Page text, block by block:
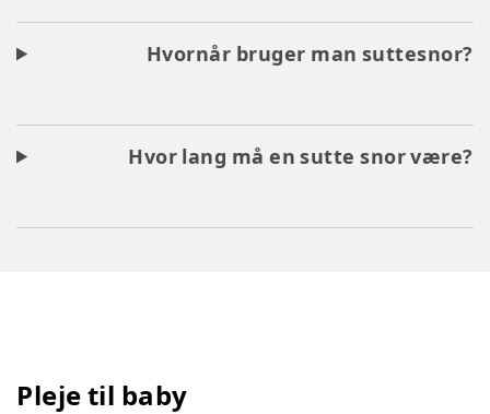
Hvornår bruger man suttesnor?
Hvor lang må en sutte snor være?
Pleje til baby